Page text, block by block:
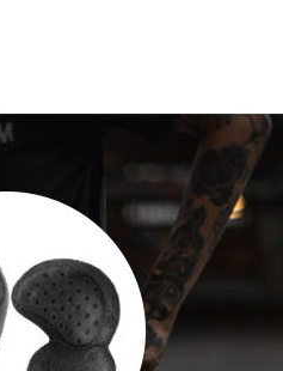
코 라이프 하세요!